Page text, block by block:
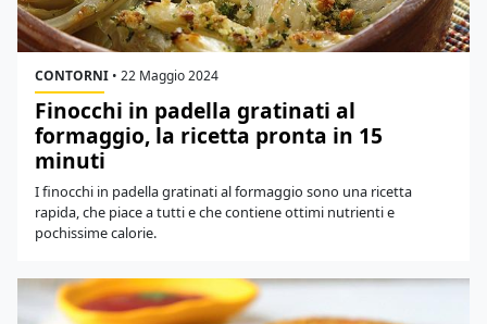
CONTORNI • 22 Maggio 2024
Finocchi in padella gratinati al
formaggio, la ricetta pronta in 15
minuti
I finocchi in padella gratinati al formaggio sono una ricetta
rapida, che piace a tutti e che contiene ottimi nutrienti e
pochissime calorie.